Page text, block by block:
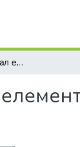
Культурний потенціал етнопедагогіки, як елемент цілісної системи національного виховання